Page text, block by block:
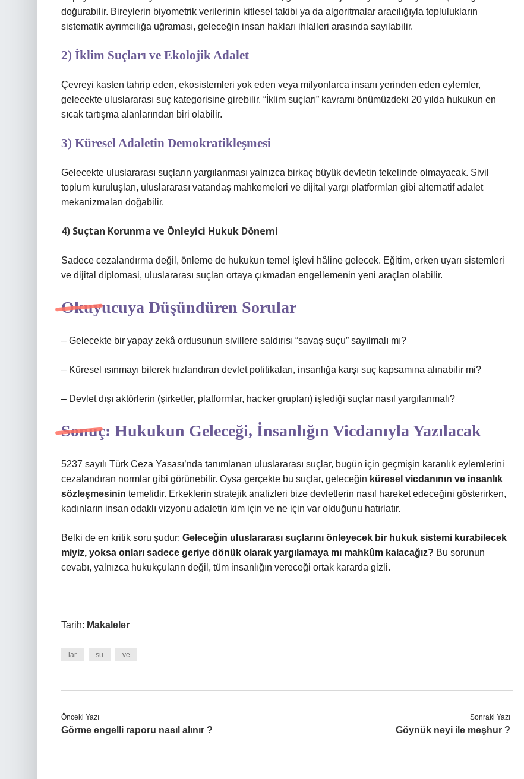
doğurabilir. Bireylerin biyometrik verilerinin kitlesel takibi ya da algoritmalar aracılığıyla toplulukların
sistematik ayrımcılığa uğraması, geleceğin insan hakları ihlalleri arasında sayılabilir.
2) İklim Suçları ve Ekolojik Adalet
Çevreyi kasten tahrip eden, ekosistemleri yok eden veya milyonlarca insanı yerinden eden eylemler,
gelecekte uluslararası suç kategorisine girebilir. “İklim suçları” kavramı önümüzdeki 20 yılda hukukun en
sıcak tartışma alanlarından biri olabilir.
3) Küresel Adaletin Demokratikleşmesi
Gelecekte uluslararası suçların yargılanması yalnızca birkaç büyük devletin tekelinde olmayacak. Sivil
toplum kuruluşları, uluslararası vatandaş mahkemeleri ve dijital yargı platformları gibi alternatif adalet
mekanizmaları doğabilir.
4) Suçtan Korunma ve Önleyici Hukuk Dönemi
Sadece cezalandırma değil, önleme de hukukun temel işlevi hâline gelecek. Eğitim, erken uyarı sistemleri
ve dijital diplomasi, uluslararası suçları ortaya çıkmadan engellemenin yeni araçları olabilir.
Okuyucuya Düşündüren Sorular
– Gelecekte bir yapay zekâ ordusunun sivillere saldırısı “savaş suçu” sayılmalı mı?
– Küresel ısınmayı bilerek hızlandıran devlet politikaları, insanlığa karşı suç kapsamına alınabilir mi?
– Devlet dışı aktörlerin (şirketler, platformlar, hacker grupları) işlediği suçlar nasıl yargılanmalı?
Sonuç: Hukukun Geleceği, İnsanlığın Vicdanıyla Yazılacak
5237 sayılı Türk Ceza Yasası’nda tanımlanan uluslararası suçlar, bugün için geçmişin karanlık eylemlerini
cezalandıran normlar gibi görünebilir. Oysa gerçekte bu suçlar, geleceğin küresel vicdanının ve insanlık
sözleşmesinin temelidir. Erkeklerin stratejik analizleri bize devletlerin nasıl hareket edeceğini gösterirken,
kadınların insan odaklı vizyonu adaletin kim için ve ne için var olduğunu hatırlatır.
Belki de en kritik soru şudur: Geleceğin uluslararası suçlarını önleyecek bir hukuk sistemi kurabilecek
miyiz, yoksa onları sadece geriye dönük olarak yargılamaya mı mahkûm kalacağız? Bu sorunun
cevabı, yalnızca hukukçuların değil, tüm insanlığın vereceği ortak kararda gizli.
Tarih: Makaleler
lar su ve
Önceki Yazı
Görme engelli raporu nasıl alınır ?
Sonraki Yazı
Göynük neyi ile meşhur ?